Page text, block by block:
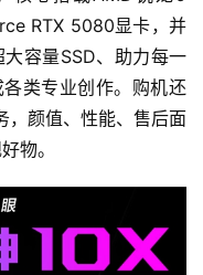
RTX 5080显卡，并
容量SSD、助力每一
类专业创作。购机还
，颜值、性能、售后面
物。